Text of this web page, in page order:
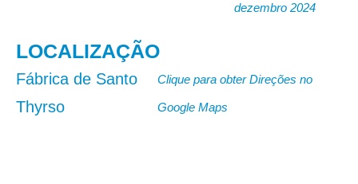
dezembro 2024
LOCALIZAÇÃO
Fábrica de Santo
Thyrso
Clique para obter Direções no
Google Maps